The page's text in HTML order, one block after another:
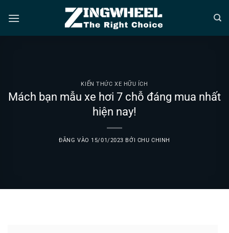
qua
KIẾN THỨC XE HỮU ÍCH
Mách bạn mẫu xe hơi 7 chỗ đáng mua nhất
hiện nay!
ĐĂNG VÀO 15/01/2023 BỞI CHU CHINH